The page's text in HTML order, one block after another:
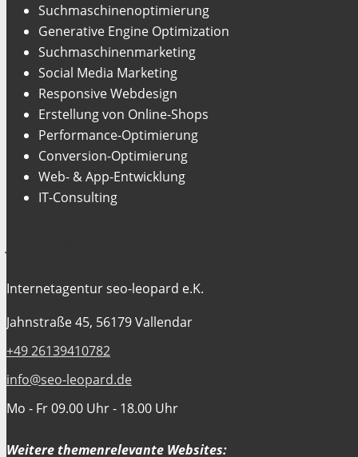
Suchmaschinenoptimierung
Generative Engine Optimization
Suchmaschinenmarketing
Social Media Marketing
Responsive Webdesign
Erstellung von Online-Shops
Performance-Optimierung
Conversion-Optimierung
Web- & App-Entwicklung
IT-Consulting
Internetagentur seo-leopard e.K.
Jahnstraße 45, 56179 Vallendar
+49 26139410782
info@seo-leopard.de
Mo - Fr 09.00 Uhr - 18.00 Uhr
Weitere themenrelevante Websites: